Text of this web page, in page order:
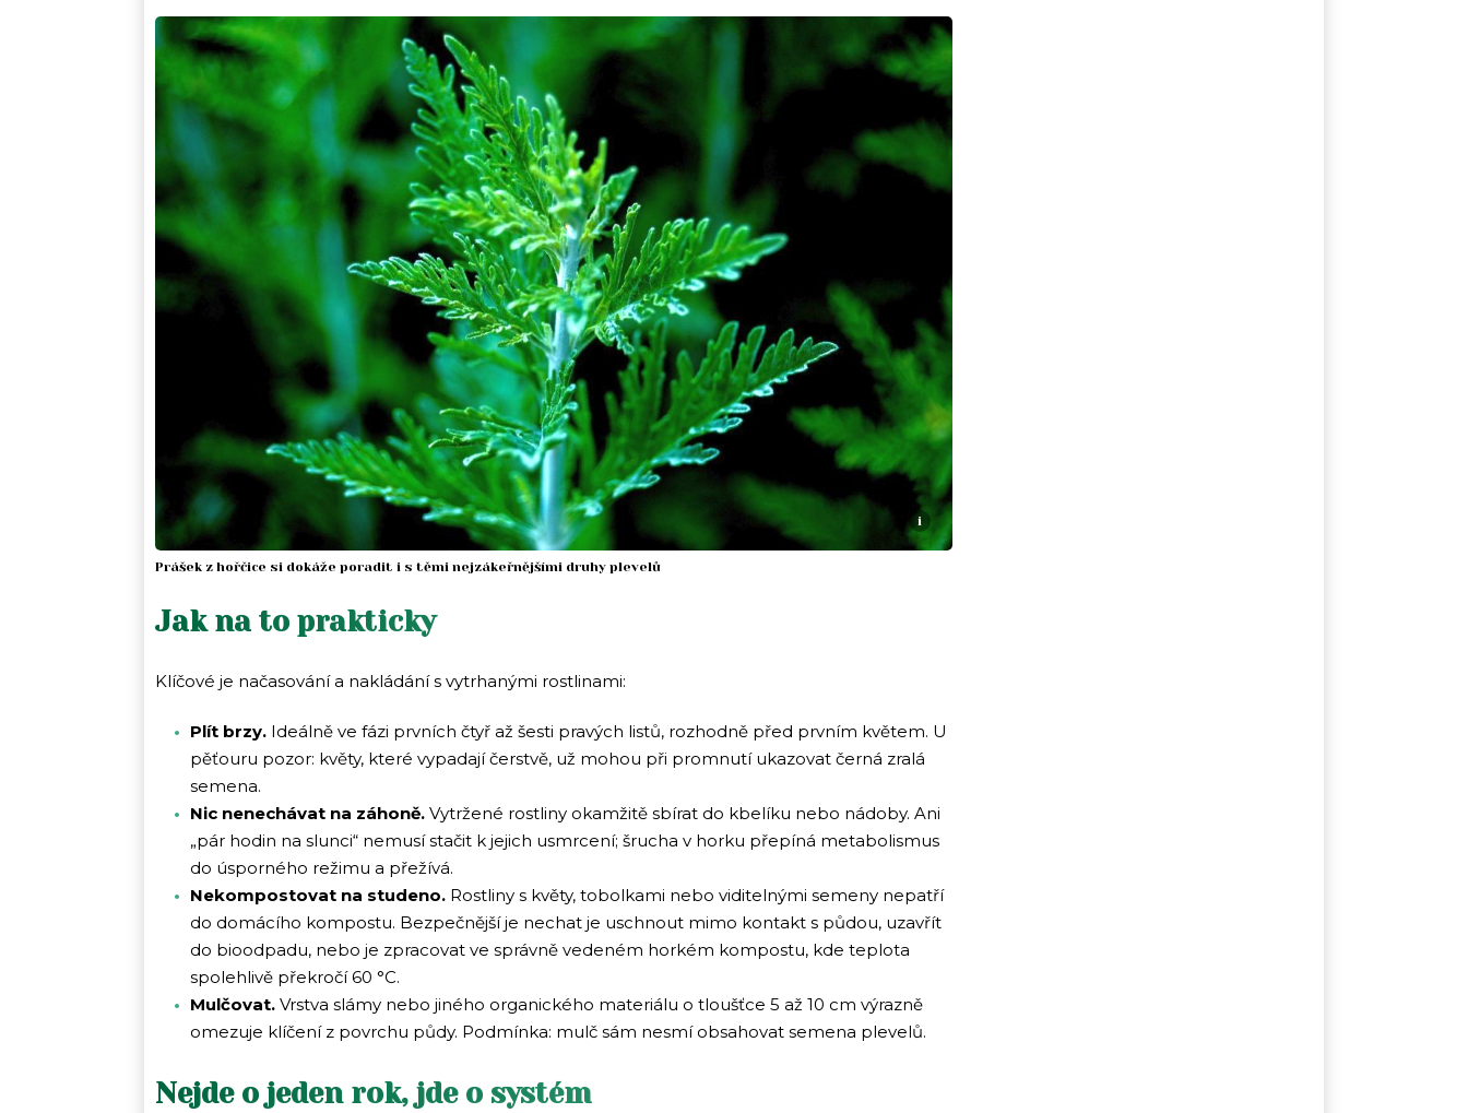
i
Prášek z hořčice si dokáže poradit i s těmi nejzákeřnějšími druhy plevelů
Jak na to prakticky
Klíčové je načasování a nakládání s vytrhanými rostlinami:
Plít brzy. Ideálně ve fázi prvních čtyř až šesti pravých listů, rozhodně před prvním květem. U
pěťouru pozor: květy, které vypadají čerstvě, už mohou při promnutí ukazovat černá zralá
semena.
Nic nenechávat na záhoně. Vytržené rostliny okamžitě sbírat do kbelíku nebo nádoby. Ani
„pár hodin na slunci“ nemusí stačit k jejich usmrcení; šrucha v horku přepíná metabolismus
do úsporného režimu a přežívá.
Nekompostovat na studeno. Rostliny s květy, tobolkami nebo viditelnými semeny nepatří
do domácího kompostu. Bezpečnější je nechat je uschnout mimo kontakt s půdou, uzavřít
do bioodpadu, nebo je zpracovat ve správně vedeném horkém kompostu, kde teplota
spolehlivě překročí 60 °C.
Mulčovat. Vrstva slámy nebo jiného organického materiálu o tloušťce 5 až 10 cm výrazně
omezuje klíčení z povrchu půdy. Podmínka: mulč sám nesmí obsahovat semena plevelů.
Nejde o jeden rok, jde o systém